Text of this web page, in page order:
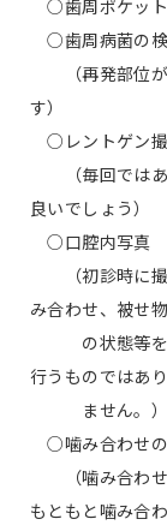
○歯周ポケット
○歯周病菌の
（再発部位が
す）
○レントゲン
（毎回ではあ
良いでしょう）
○口腔内写真
（初診時に撮
み合わせ、被せ
の状態等を比
行うものではあり
ません。）
○噛み合わせ
（噛み合わせ
もともと噛み合わ